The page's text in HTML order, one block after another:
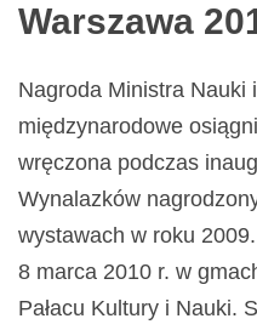
Warszawa
Nagroda Ministra Nauki
międzynarodowe
wręczona podczas
Wynalazków
wystawach w roku
8 marca 2010 r. w
Pałacu Kultury i Nauki.